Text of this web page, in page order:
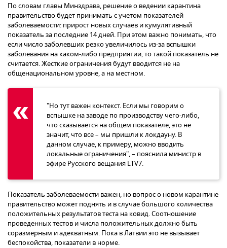
По словам главы Минздрава, решение о ведении карантина
правительство будет принимать с учетом показателей
заболеваемости: прирост новых случаев и кумулятивный
показатель за последние 14 дней. При этом важно понимать, что
если число заболевших резко увеличилось из-за вспышки
заболевания на каком-либо предприятии, то такой показатель не
считается. Жесткие ограничения будут вводится не на
общенациональном уровне, а на местном.
"Но тут важен контекст. Если мы говорим о
вспышке на заводе по производству чего-либо,
что сказывается на общем показателе, это не
значит, что все – мы пришли к локдауну. В
данном случае, к примеру, можно вводить
локальные ограничения", – пояснила министр в
эфире Русского вещания LTV7.
Показатель заболеваемости важен, но вопрос о новом карантине
правительство может поднять и в случае большого количества
положительных результатов теста на ковид. Соотношение
проведенных тестов и числа положительных должно быть
соразмерным и адекватным. Пока в Латвии это не вызывает
беспокойства, показатели в норме.